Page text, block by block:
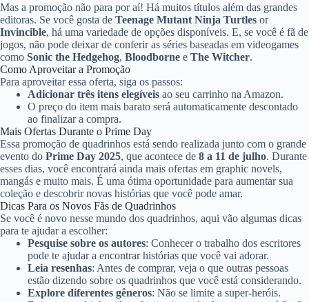
Mas a promoção não para por aí! Há muitos títulos além das grandes
editoras. Se você gosta de Teenage Mutant Ninja Turtles or
Invincible, há uma variedade de opções disponíveis. E, se você é fã de
jogos, não pode deixar de conferir as séries baseadas em videogames
como Sonic the Hedgehog, Bloodborne e The Witcher.
Como Aproveitar a Promoção
Para aproveitar essa oferta, siga os passos:
Adicionar três itens elegíveis ao seu carrinho na Amazon.
O preço do item mais barato será automaticamente descontado
ao finalizar a compra.
Mais Ofertas Durante o Prime Day
Essa promoção de quadrinhos está sendo realizada junto com o grande
evento do Prime Day 2025, que acontece de 8 a 11 de julho. Durante
esses dias, você encontrará ainda mais ofertas em graphic novels,
mangás e muito mais. É uma ótima oportunidade para aumentar sua
coleção e descobrir novas histórias que você pode amar.
Dicas Para os Novos Fãs de Quadrinhos
Se você é novo nesse mundo dos quadrinhos, aqui vão algumas dicas
para te ajudar a escolher:
Pesquise sobre os autores: Conhecer o trabalho dos escritores
pode te ajudar a encontrar histórias que você vai adorar.
Leia resenhas: Antes de comprar, veja o que outras pessoas
estão dizendo sobre os quadrinhos que você está considerando.
Explore diferentes gêneros: Não se limite a super-heróis.